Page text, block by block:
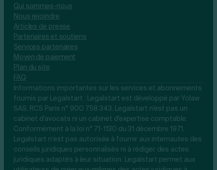
Qui sommes-nous
Nous rejoindre
Articles de presse
Partenaires et soutiens
Services partenaires
Moyen de paiement
Plan du site
FAQ
Informations importantes sur les services et abonnements
fournis par Legalstart : Legalstart est développé par Yolaw
SAS, RCS Paris n° 900 758 343. Legalstart n'est pas un
cabinet d'avocats ni un cabinet d'expertise comptable.
Conformément à la loi n° 71-1130 du 31 décembre 1971,
Legalstart n’est pas autorisée à fournir aux internautes des
conseils juridiques personnalisés ni à rédiger des actes
juridiques adaptés à leur situation. Legalstart permet aux